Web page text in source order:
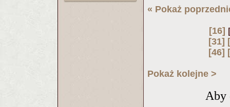
« Pokaż
[16]
[31]
[46]
Pokaż kolejne >
Aby